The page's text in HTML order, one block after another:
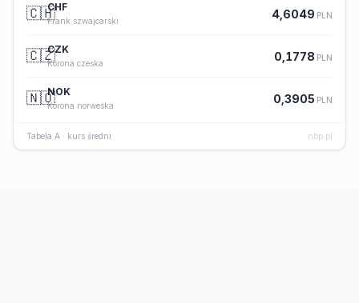
🇨🇭CHF
Frank szwajcarski
4,6049 PLN
🇨🇿CZK
Korona czeska
0,1778 PLN
🇳🇴NOK
Korona norweska
0,3905 PLN
Tabela A · kurs średni nbp.pl